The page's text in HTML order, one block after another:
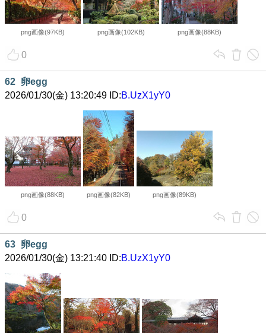
png画像(97KB) png画像(102KB) png画像(88KB)
0
62 卵egg
2026/01/30(金) 13:20:49 ID:B.UzX1yY0
png画像(88KB) png画像(82KB) png画像(89KB)
0
63 卵egg
2026/01/30(金) 13:21:40 ID:B.UzX1yY0